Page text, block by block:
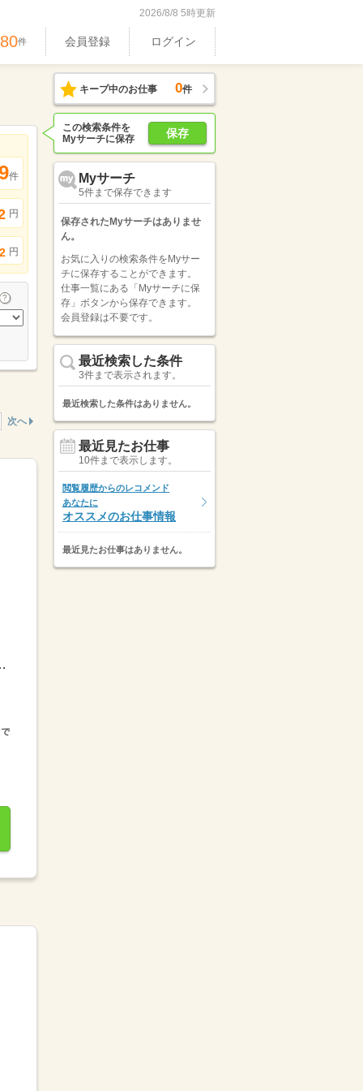
2026/8/8 5時更新
件 会員登録 ログイン
件
円
円
次へ
：00～18：00など※...
キープ中のお仕事 0件
保存
この検索条件を
Myサーチに保存
Myサーチ
5件まで保存できます
保存されたMyサーチはありませ
ん。
お気に入りの検索条件をMyサー
チに保存することができます。
仕事一覧にある「Myサーチに保
存」ボタンから保存できます。
会員登録は不要です。
最近検索した条件
3件まで表示されます。
最近検索した条件はありません。
最近見たお仕事
10件まで表示します。
閲覧履歴からのレコメンド
あなたに
オススメのお仕事情報
最近見たお仕事はありません。